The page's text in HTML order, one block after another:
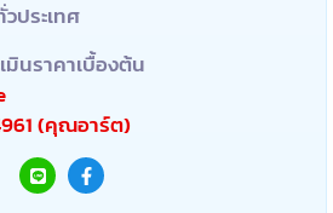
ประเทศ
มินราคาเบื้องต้น
(คุณอาร์ต)